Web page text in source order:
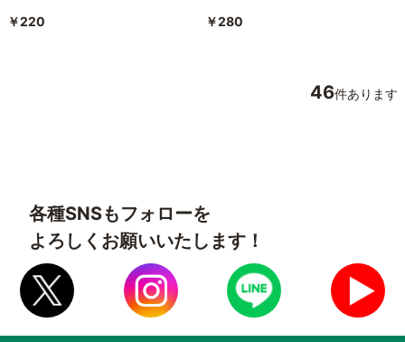
￥220 ￥280
46件あります
各種SNSもフォローを
よろしくお願いいたします！